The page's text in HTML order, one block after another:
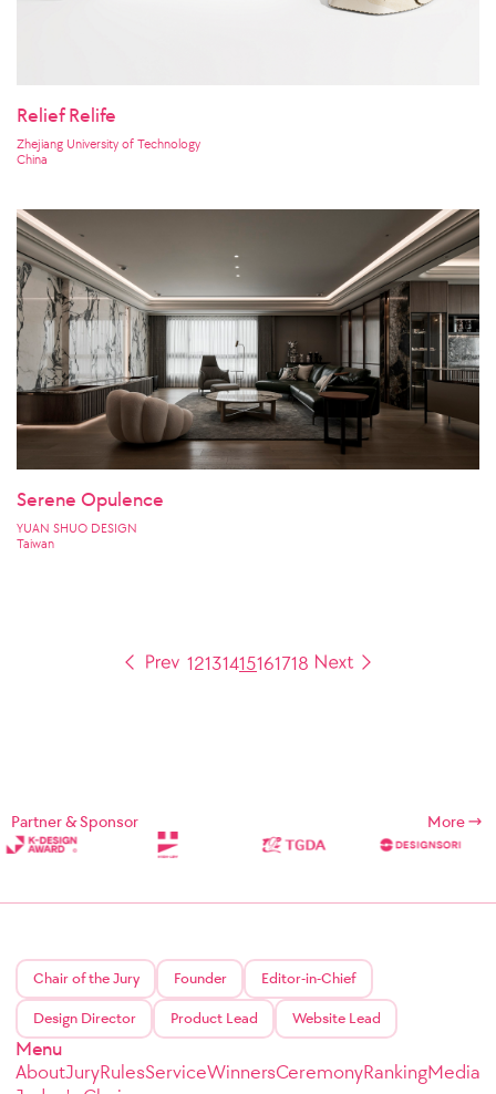
Relief Relife
Zhejiang University of Technology
China
Serene Opulence
YUAN SHUO DESIGN
Taiwan
12131415161718
Partner & Sponsor More
Chair of the Jury Founder Editor-in-Chief
Design Director Product Lead Website Lead
Menu
AboutJuryRulesServiceWinnersCeremonyRankingMedia